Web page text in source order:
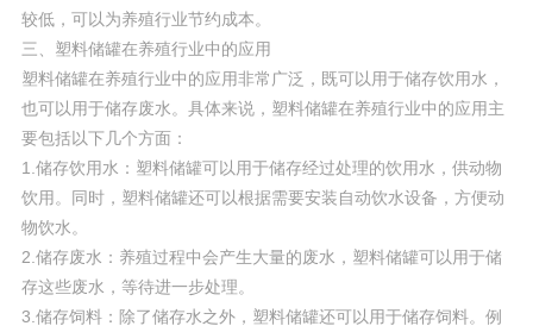
较低，可以为养殖行业节约成本。
三、塑料储罐在养殖行业中的应用
塑料储罐在养殖行业中的应用非常广泛，既可以用于储存饮用水，
也可以用于储存废水。具体来说，塑料储罐在养殖行业中的应用主
要包括以下几个方面：
1.储存饮用水：塑料储罐可以用于储存经过处理的饮用水，供动物
饮用。同时，塑料储罐还可以根据需要安装自动饮水设备，方便动
物饮水。
2.储存废水：养殖过程中会产生大量的废水，塑料储罐可以用于储
存这些废水，等待进一步处理。
3.储存饲料：除了储存水之外，塑料储罐还可以用于储存饲料。例